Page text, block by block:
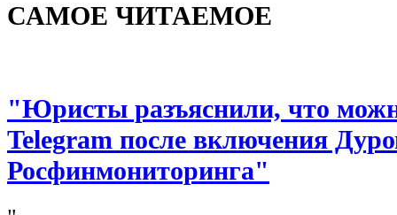
САМОЕ ЧИТАЕМОЕ
"Юристы разъяснили, что
Telegram после включения
Росфинмониторинга"